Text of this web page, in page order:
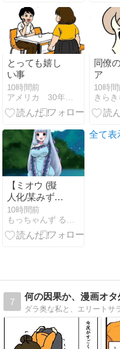
とっても嬉し
い事
10時間前
アメリカ 30年ダイエット失敗家族
同僚
ア
10時間
きら
【ミオウ (擬
人化/某みずう
お衣嚢怪物)】
(2026/08/06
[vol.27])
10時間前
全て表
7
何の因果か、漫画オタ